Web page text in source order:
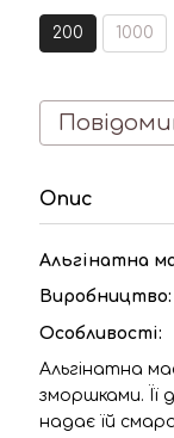
200 1000
Опис
Альгінатна
Виробництво:
Особливості:
Альгінатна
зморшками. Її
надає їй